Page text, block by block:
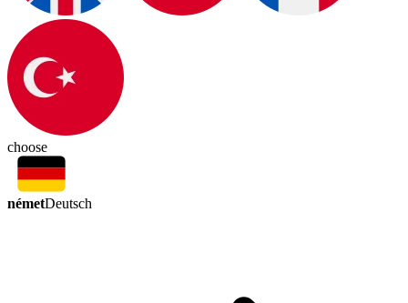
choose
németDeutsch